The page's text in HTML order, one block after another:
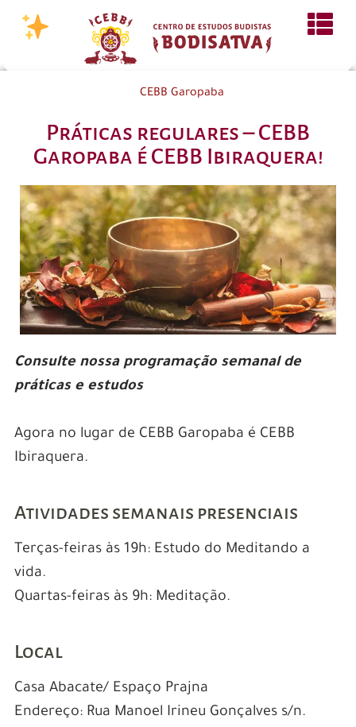
CEBB Garopaba
Práticas regulares – CEBB
Garopaba é CEBB Ibiraquera!
Consulte nossa programação semanal de
práticas e estudos
Agora no lugar de CEBB Garopaba é CEBB
Ibiraquera.
Atividades semanais presenciais
Terças-feiras às 19h: Estudo do Meditando a
vida.
Quartas-feiras às 9h: Meditação.
Local
Casa Abacate/ Espaço Prajna
Endereço: Rua Manoel Irineu Gonçalves s/n.